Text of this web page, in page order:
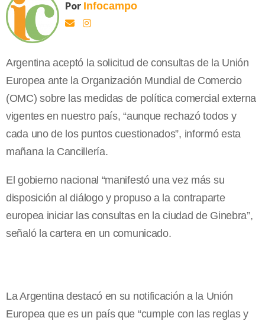
Por Infocampo
Argentina aceptó la solicitud de consultas de la Unión
Europea ante la Organización Mundial de Comercio
(OMC) sobre las medidas de política comercial externa
vigentes en nuestro país, “aunque rechazó todos y
cada uno de los puntos cuestionados”, informó esta
mañana la Cancillería.
El gobierno nacional “manifestó una vez más su
disposición al diálogo y propuso a la contraparte
europea iniciar las consultas en la ciudad de Ginebra”,
señaló la cartera en un comunicado.
La Argentina destacó en su notificación a la Unión
Europea que es un país que “cumple con las reglas y